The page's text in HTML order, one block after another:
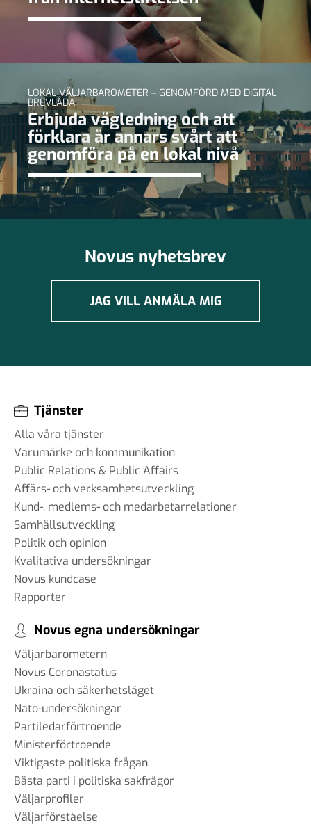
LOKAL VÄLJARBAROMETER – GENOMFÖRD MED DIGITAL
BREVLÅDA
Erbjuda vägledning och att
förklara är annars svårt att
genomföra på en lokal nivå
Novus nyhetsbrev
JAG VILL ANMÄLA MIG
Tjänster
Alla våra tjänster
Varumärke och kommunikation
Public Relations & Public Affairs
Affärs- och verksamhetsutveckling
Kund-, medlems- och medarbetarrelationer
Samhällsutveckling
Politik och opinion
Kvalitativa undersökningar
Novus kundcase
Rapporter
Novus egna undersökningar
Väljarbarometern
Novus Coronastatus
Ukraina och säkerhetsläget
Nato-undersökningar
Partiledarförtroende
Ministerförtroende
Viktigaste politiska frågan
Bästa parti i politiska sakfrågor
Väljarprofiler
Väljarförståelse